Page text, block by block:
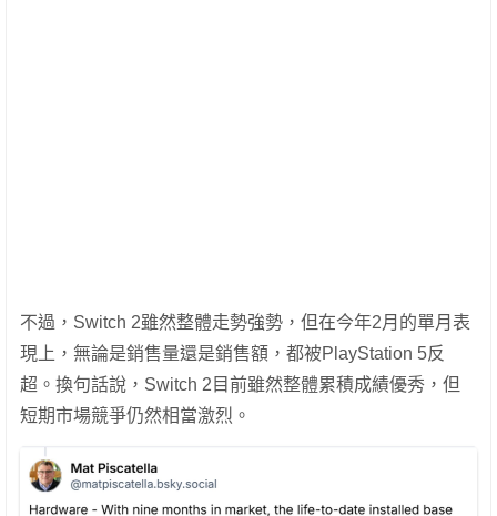
不過，Switch 2雖然整體走勢強勢，但在今年2月的單月表
現上，無論是銷售量還是銷售額，都被PlayStation 5反
超。換句話說，Switch 2目前雖然整體累積成績優秀，但
短期市場競爭仍然相當激烈。